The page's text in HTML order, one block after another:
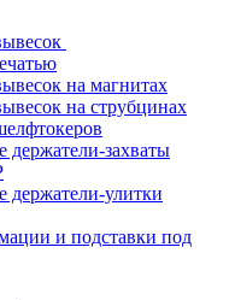
на магнитах
на струбцинах
держатели-захваты
держатели-улитки
и подставки под